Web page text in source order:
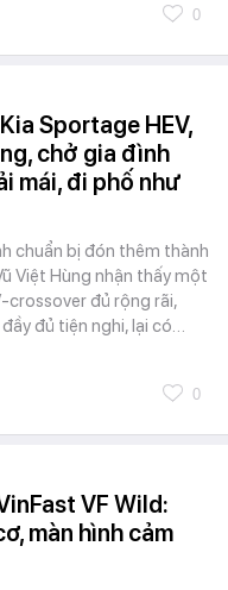
0
Sportage HEV,
chở gia đình
mái, đi phố như
chuẩn bị đón thêm thành
Việt Hùng nhận thấy một
crossover đủ rộng rãi,
đủ tiện nghi, lại có…
0
VF Wild:
màn hình cảm